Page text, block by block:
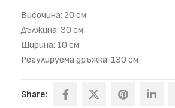
Височина: 20 см
Дължина: 30 см
Ширина: 10 см
Регулируема дръжка: 130 см
Share: